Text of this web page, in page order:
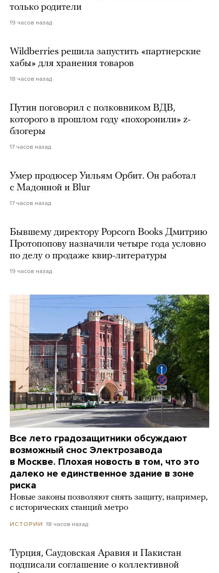
только родители
19 часов назад
Wildberries решила запустить «партнерские
хабы» для хранения товаров
18 часов назад
Путин поговорил с полковником ВДВ,
которого в прошлом году «похоронили» z-
блогеры
17 часов назад
Умер продюсер Уильям Орбит. Он работал
с Мадонной и Blur
17 часов назад
Бывшему директору Popcorn Books Дмитрию
Протопопову назначили четыре года условно
по делу о продаже квир-литературы
19 часов назад
Все лето градозащитники обсуждают
возможный снос Электрозавода
в Москве. Плохая новость в том, что это
далеко не единственное здание в зоне
риска
Новые законы позволяют снять защиту, например,
с исторических станций метро
ИСТОРИИ 18 часов назад
Турция, Саудовская Аравия и Пакистан
подписали соглашение о коллективной